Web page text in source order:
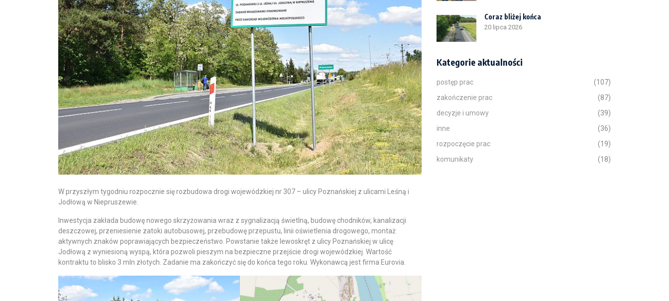
W przyszłym tygodniu rozpocznie się rozbudowa drogi wojewódzkiej nr 307 – ulicy Poznańskiej z ulicami Leśną i
Jodłową w Niepruszewie.
Inwestycja zakłada budowę nowego skrzyżowania wraz z sygnalizacją świetlną, budowę chodników, kanalizacji
deszczowej, przeniesienie zatoki autobusowej, przebudowę przepustu, linii oświetlenia drogowego, montaż
aktywnych znaków poprawiających bezpieczeństwo. Powstanie także lewoskręt z ulicy Poznańskiej w ulicę
Jodłową z wyniesioną wyspą, która pozwoli pieszym na bezpieczne przejście drogi wojewódzkiej. Wartość
kontraktu to blisko 3 mln złotych. Zadanie ma zakończyć się do końca tego roku. Wykonawcą jest firma Eurovia.
Coraz bliżej końca
20 lipca 2026
Kategorie aktualności
postęp prac
(107)
zakończenie prac
(87)
decyzje i umowy
(39)
inne
(36)
rozpoczęcie prac
(19)
komunikaty
(18)